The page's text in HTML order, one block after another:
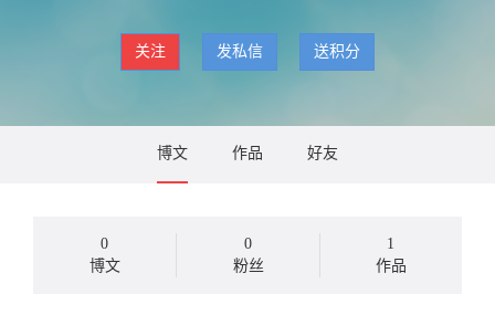
关注 发私信 送积分
博文 作品 好友
0
博文
0
粉丝
1
作品